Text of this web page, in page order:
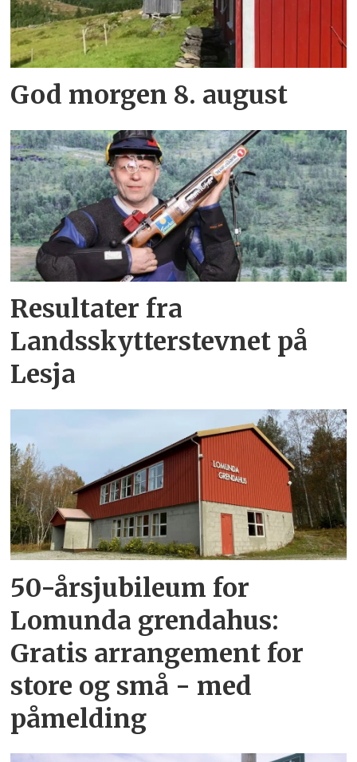
God morgen 8. august
Resultater fra
Landsskytterstevnet på
Lesja
50-årsjubileum for
Lomunda grendahus:
Gratis arrangement for
store og små - med
påmelding